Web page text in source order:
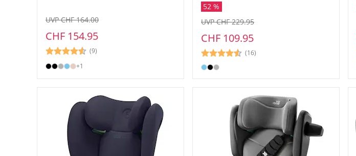
CHF 154.95
UVP CHF 164.00
(9)
+1
52 %
CHF 109.95
UVP CHF 229.95
(16)